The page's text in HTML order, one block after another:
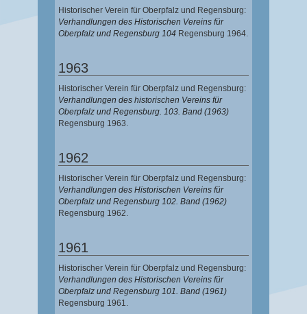
Historischer Verein für Oberpfalz und Regensburg:
Verhandlungen des Historischen Vereins für
Oberpfalz und Regensburg 104 Regensburg 1964.
1963
Historischer Verein für Oberpfalz und Regensburg:
Verhandlungen des historischen Vereins für
Oberpfalz und Regensburg. 103. Band (1963)
Regensburg 1963.
1962
Historischer Verein für Oberpfalz und Regensburg:
Verhandlungen des Historischen Vereins für
Oberpfalz und Regensburg 102. Band (1962)
Regensburg 1962.
1961
Historischer Verein für Oberpfalz und Regensburg:
Verhandlungen des Historischen Vereins für
Oberpfalz und Regensburg 101. Band (1961)
Regensburg 1961.